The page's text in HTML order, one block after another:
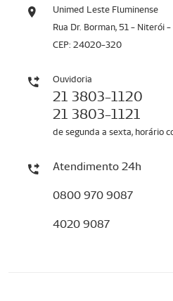
Unimed Leste Fluminense
Rua Dr. Borman, 51 - Niterói -
CEP: 24020-320
Ouvidoria
21 3803-1120
21 3803-1121
de segunda a sexta, horário
Atendimento 24h
0800 970 9087
4020 9087